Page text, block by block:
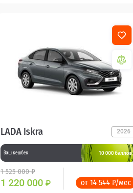
LADA Iskra 2026
Ваш кешбек 10 000 баллов
1 525 000 ₽
1 220 000 ₽ от 14 544 ₽/мес